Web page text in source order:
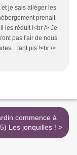
et je sais alléger les
prenait
les réduit !<br /> Je
pas l'air de nous
tant pis !<br />
commence à
revivre (5) Les jonquilles ! >